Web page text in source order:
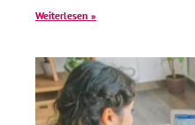
Weiterlesen »